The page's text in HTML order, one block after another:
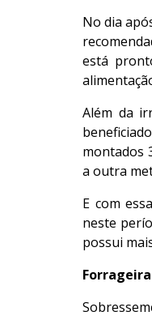
No dia
está
Além da
montados
a outra
E com
neste
possui